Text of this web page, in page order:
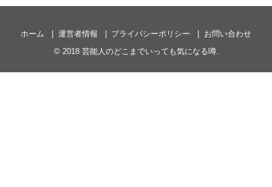
ホーム 運営者情報 プライバシーポリシー
お問い合わせ
© 2018 芸能人のどこまでいっても気になる噂.